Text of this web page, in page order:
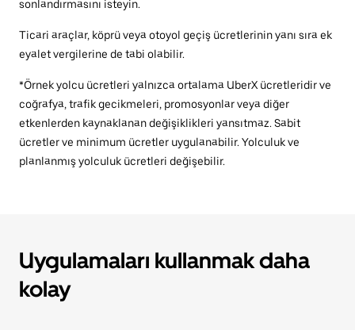
sonlandırmasını isteyin.
Ticari araçlar, köprü veya otoyol geçiş ücretlerinin yanı sıra ek
eyalet vergilerine de tabi olabilir.
*Örnek yolcu ücretleri yalnızca ortalama UberX ücretleridir ve
coğrafya, trafik gecikmeleri, promosyonlar veya diğer
etkenlerden kaynaklanan değişiklikleri yansıtmaz. Sabit
ücretler ve minimum ücretler uygulanabilir. Yolculuk ve
planlanmış yolculuk ücretleri değişebilir.
Uygulamaları kullanmak daha
kolay